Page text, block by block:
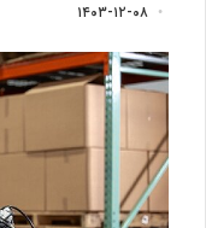
۱۴۰۳-۱۲-۰۸